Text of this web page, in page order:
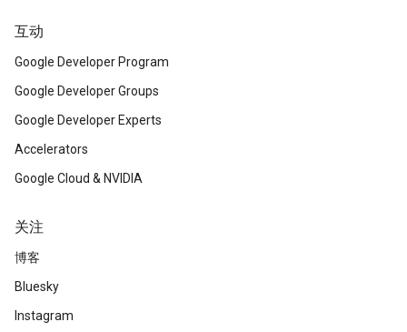
互动
Google Developer Program
Google Developer Groups
Google Developer Experts
Accelerators
Google Cloud & NVIDIA
关注
博客
Bluesky
Instagram